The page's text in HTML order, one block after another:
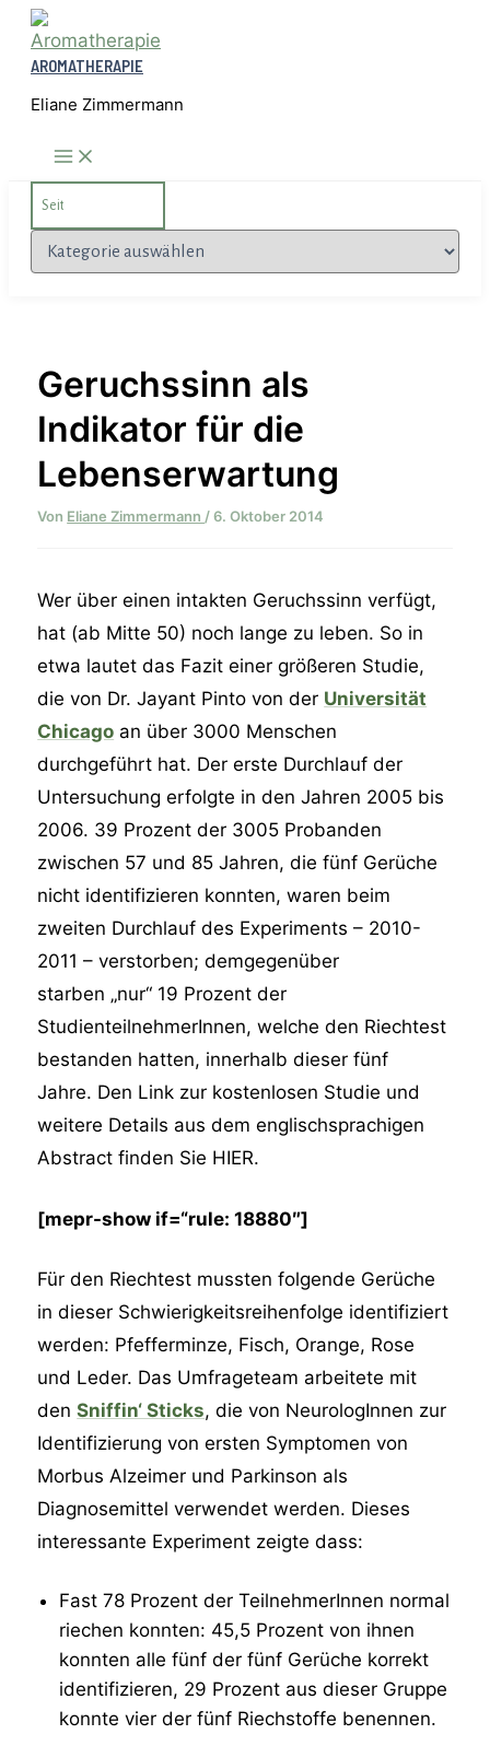
Zum
Inhalt
springen
AROMATHERAPIE
Eliane Zimmermann
for:
Kategorien
Geruchssinn als
Indikator für die
Lebenserwartung
Von Eliane Zimmermann/6. Oktober 2014
Wer über einen intakten Geruchssinn verfügt,
hat (ab Mitte 50) noch lange zu leben. So in
etwa lautet das Fazit einer größeren Studie,
die von Dr. Jayant Pinto von der Universität
Chicago an über 3000 Menschen
durchgeführt hat. Der erste Durchlauf der
Untersuchung erfolgte in den Jahren 2005 bis
2006. 39 Prozent der 3005 Probanden
zwischen 57 und 85 Jahren, die fünf Gerüche
nicht identifizieren konnten, waren beim
zweiten Durchlauf des Experiments – 2010-
2011 – verstorben; demgegenüber
starben „nur“ 19 Prozent der
StudienteilnehmerInnen, welche den Riechtest
bestanden hatten, innerhalb dieser fünf
Jahre. Den Link zur kostenlosen Studie und
weitere Details aus dem englischsprachigen
Abstract finden Sie HIER.
[mepr-show if=“rule: 18880″]
Für den Riechtest mussten folgende Gerüche
in dieser Schwierigkeitsreihenfolge identifiziert
werden: Pfefferminze, Fisch, Orange, Rose
und Leder. Das Umfrageteam arbeitete mit
denSniffin‘ Sticks, die von NeurologInnen zur
Identifizierung von ersten Symptomen von
Morbus Alzeimer und Parkinson als
Diagnosemittel verwendet werden. Dieses
interessante Experiment zeigte dass:
Fast 78 Prozent der TeilnehmerInnen normal
riechen konnten: 45,5 Prozent von ihnen
konnten alle fünf der fünf Gerüche korrekt
identifizieren, 29 Prozent aus dieser Gruppe
konnte vier der fünf Riechstoffe benennen.